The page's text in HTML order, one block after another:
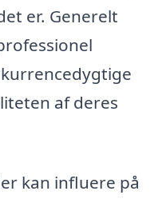
er. Generelt
af deres
kan influere på